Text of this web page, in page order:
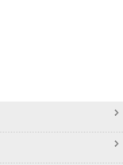
グドレス」